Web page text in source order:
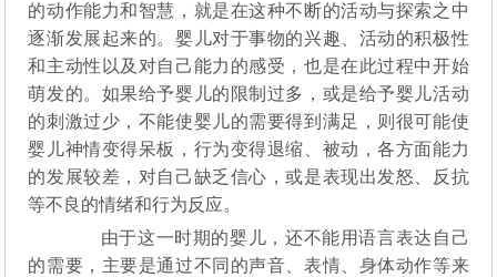
的动作能力和智慧，就是在这种不断的活动与探索之中
逐渐发展起来的。婴儿对于事物的兴趣、活动的积极性
和主动性以及对自己能力的感受，也是在此过程中开始
萌发的。如果给予婴儿的限制过多，或是给予婴儿活动
的刺激过少，不能使婴儿的需要得到满足，则很可能使
婴儿神情变得呆板，行为变得退缩、被动，各方面能力
的发展较差，对自己缺乏信心，或是表现出发怒、反抗
等不良的情绪和行为反应。
由于这一时期的婴儿，还不能用语言表达自己
的需要，主要是通过不同的声音、表情、身体动作等来